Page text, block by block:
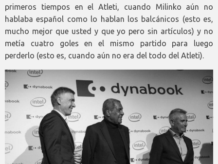
primeros tiempos en el Atleti, cuando Milinko aún no
hablaba español como lo hablan los balcánicos (esto es,
mucho mejor que usted y que yo pero sin artículos) y no
metía cuatro goles en el mismo partido para luego
perderlo (esto es, cuando aún no era del todo del Atleti).